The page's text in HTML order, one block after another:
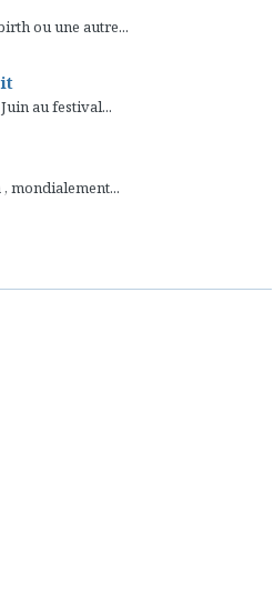
ou une autre...
au festival...
mondialement...